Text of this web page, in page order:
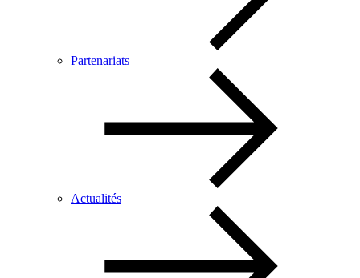
Partenariats
Actualités